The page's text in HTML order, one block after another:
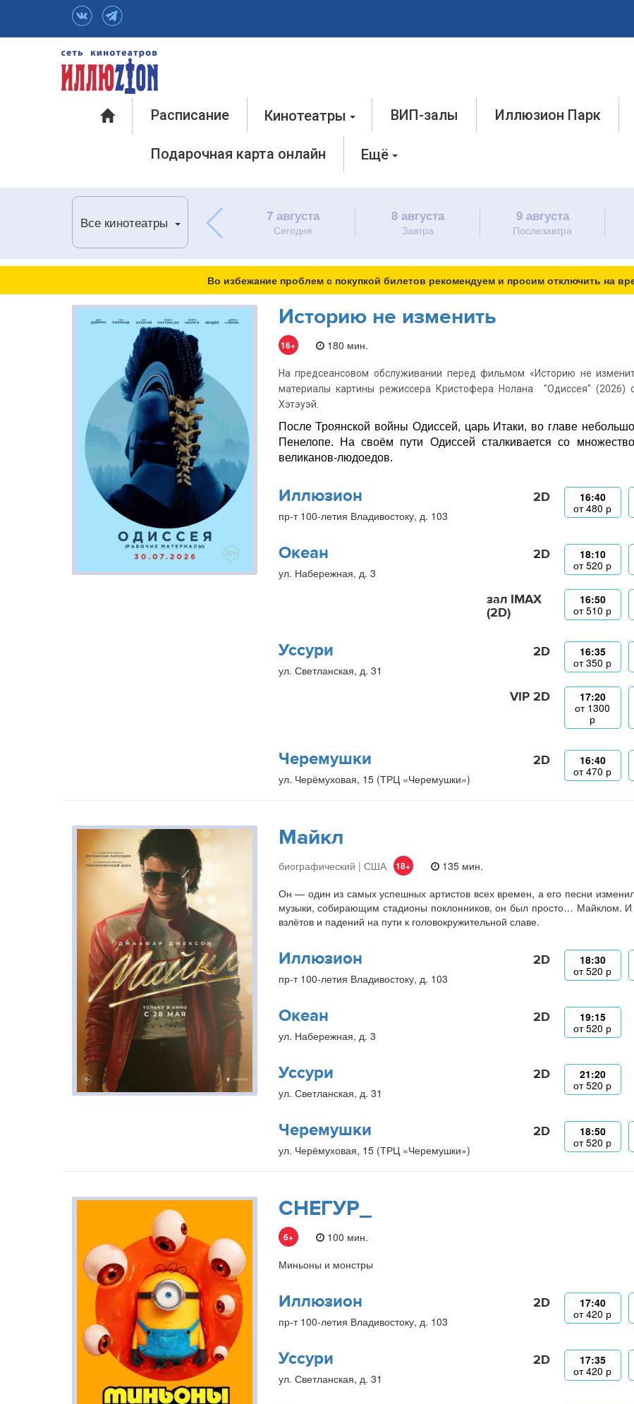
Расписание Кинотеатры ВИП-залы Иллюзион Парк
Подарочная карта онлайн Ещё
Все кинотеатры 7 августа
Сегодня
8 августа
Завтра
9 августа
Послезавтра
Во избежание проблем с покупкой билетов рекомендуем и просим отключить на
Историю не изменить
16+ 180 мин.
На предсеансовом обслуживании перед фильмом «Историю не
материалы картины режиссера Кристофера Нолана "Одиссея"
Хэтэуэй.
После Троянской войны Одиссей, царь Итаки, во главе
Пенелопе. На своём пути Одиссей сталкивается со
великанов-людоедов.
Иллюзион
пр-т 100-летия Владивостоку, д. 103
2D
16:40
от480 р
Океан
ул. Набережная, д. 3
2D
18:10
от520 р
зал IMAX
(2D)
16:50
от510 р
Уссури
ул. Светланская, д. 31
2D
16:35
от350 р
VIP 2D
17:20
от 1300
р
Черемушки
ул. Черёмуховая, 15 (ТРЦ «Черемушки»)
2D
16:40
от470 р
Майкл
биографический | США 18+
135 мин.
Он — один из самых успешных артистов всех времен, а его песни
музыки, собирающим стадионы поклонников, он был просто… Майклом.
взлётов и падений на пути к головокружительной славе.
Иллюзион
пр-т 100-летия Владивостоку, д. 103
2D
18:30
от520 р
Океан
ул. Набережная, д. 3
2D
19:15
от520 р
Уссури
ул. Светланская, д. 31
2D
21:20
от520 р
Черемушки
ул. Черёмуховая, 15 (ТРЦ «Черемушки»)
2D
18:50
от520 р
СНЕГУР_
6+
100 мин.
Миньоны и монстры
Иллюзион
пр-т 100-летия Владивостоку, д. 103
2D
17:40
от420 р
Уссури
ул. Светланская, д. 31
2D
17:35
от420 р